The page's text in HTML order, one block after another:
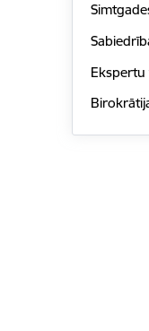
Ekspertu